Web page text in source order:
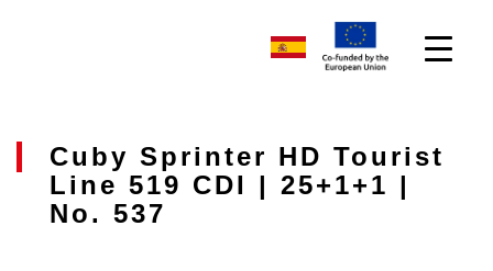
Cuby Sprinter HD Tourist
Line 519 CDI | 25+1+1 |
No. 537